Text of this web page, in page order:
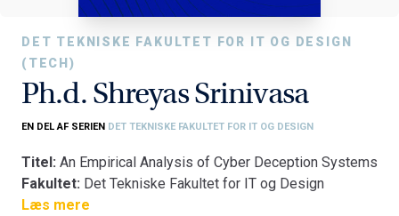
DET TEKNISKE FAKULTET FOR IT OG DESIGN
(TECH)
Ph.d. Shreyas Srinivasa
EN DEL AF SERIEN DET TEKNISKE FAKULTET FOR IT OG DESIGN
Titel: An Empirical Analysis of Cyber Deception Systems
Fakultet: Det Tekniske Fakultet for IT og Design
Institut:Institut for Elektroniske Systemer
Læs mere